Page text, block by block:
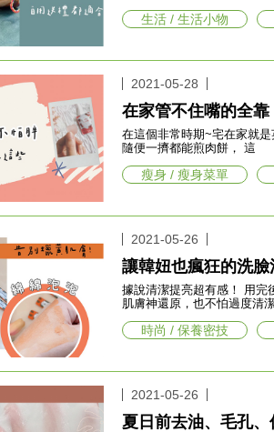
生活 / 生活小物
2021-05-28
在家管不住嘴的全
在這個非常時期~宅在家就是英雄! 但是!!! 宅在家真的要小心原本被堅持的體態有可能被怠惰影
隨便一擠都能煎肉餅， 這
瘦身 / 瘦身菜單
2021-05-26
讓韓妞也瘋狂的洗
據說清潔提亮超有感！ 用完
肌膚神還原，也不怕過度清
時尚 / 保養密技
2021-05-26
夏日前去油、毛孔、